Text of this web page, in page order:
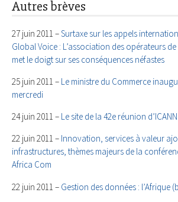
Autres brèves
27 juin 2011 –Surtaxe sur les appels
Global Voice : L’association des opérateurs
met le doigt sur ses conséquences néfastes
25 juin 2011 – Le ministre du Commerce
mercredi
24 juin 2011 – Le site de la 42e réunion
22 juin 2011 – Innovation, services à valeur
infrastructures, thèmes majeurs de la
Africa Com
22 juin 2011 – Gestion des données : l’Afrique